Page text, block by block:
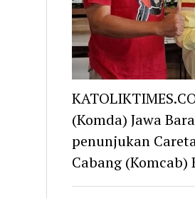
(Komda) Jawa
penunjukan
Cabang